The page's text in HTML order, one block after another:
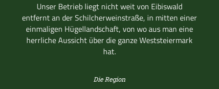
Unser Betrieb liegt nicht weit von Eibiswald
entfernt an der Schilcherweinstraße, in mitten einer
einmaligen Hügellandschaft, von wo aus man eine
herrliche Aussicht über die ganze Weststeiermark
hat.
Die Region